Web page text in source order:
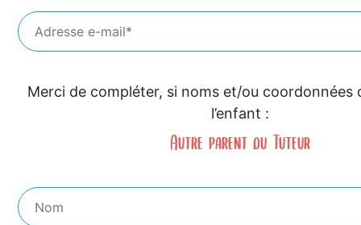
Merci de compléter, si noms et/ou coordonnées
l’enfant :
Autre parent ou Tuteur